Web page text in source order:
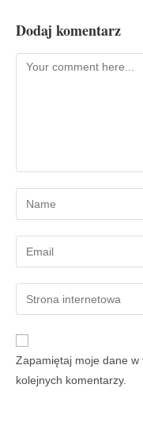
Dodaj komentarz
Zapamiętaj moje dane
kolejnych komentarzy.